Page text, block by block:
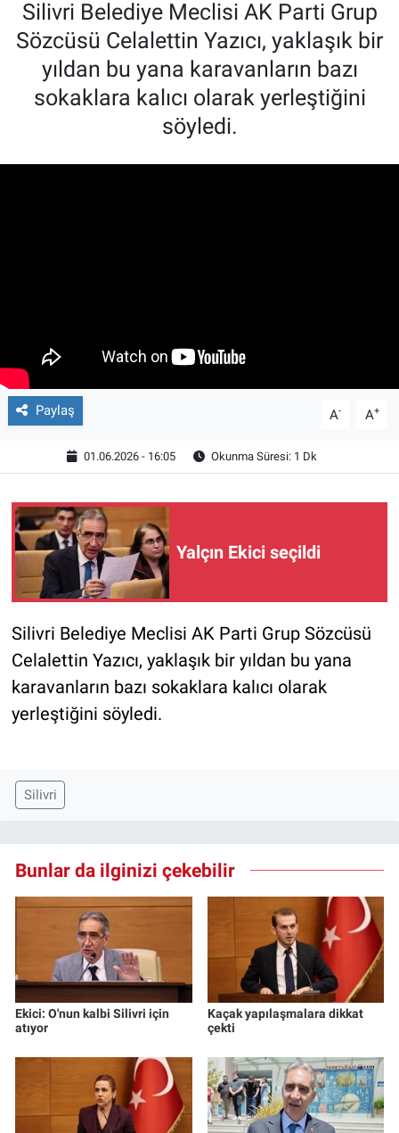
Silivri Belediye Meclisi AK Parti Grup
Sözcüsü Celalettin Yazıcı, yaklaşık bir
yıldan bu yana karavanların bazı
sokaklara kalıcı olarak yerleştiğini
söyledi.
Paylaş A- A+
01.06.2026 - 16:05 Okunma Süresi: 1 Dk
Yalçın Ekici seçildi
Silivri Belediye Meclisi AK Parti Grup Sözcüsü
Celalettin Yazıcı, yaklaşık bir yıldan bu yana
karavanların bazı sokaklara kalıcı olarak
yerleştiğini söyledi.
Silivri
Bunlar da ilginizi çekebilir
Ekici: O'nun kalbi Silivri için
atıyor
Kaçak yapılaşmalara dikkat
çekti